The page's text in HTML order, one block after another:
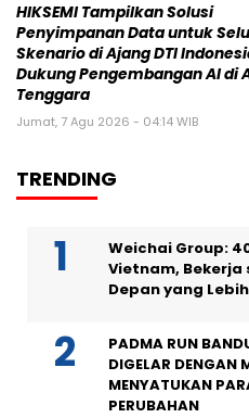
HIKSEMI Tampilkan Solusi
Penyimpanan Data untuk
Skenario di Ajang DTI
Dukung Pengembangan AI di
Tenggara
Jumat, 7 Agu 2026 - 04:14 WIB
TRENDING
Weichai Group:
Vietnam, Bekerja
Depan yang
PADMA RUN
DIGELAR DENGAN
MENYATUKAN
PERUBAHAN